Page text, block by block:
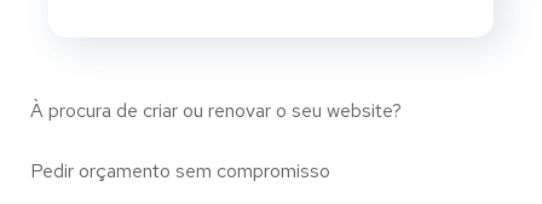
À procura de criar ou renovar o seu website?
Pedir orçamento sem compromisso